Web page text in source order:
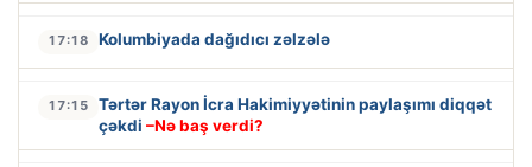
17:18 Kolumbiyada dağıdıcı zəlzələ
17:15
Tərtər Rayon İcra Hakimiyyətinin paylaşımı diqqət
çəkdi –Nə baş verdi?